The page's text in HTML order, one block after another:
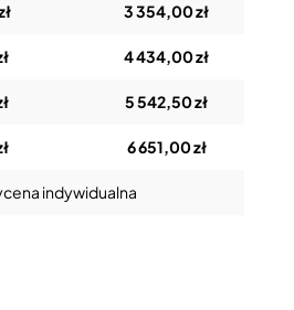
3 354,00 zł
4 434,00 zł
5 542,50 zł
6 651,00 zł
indywidualna